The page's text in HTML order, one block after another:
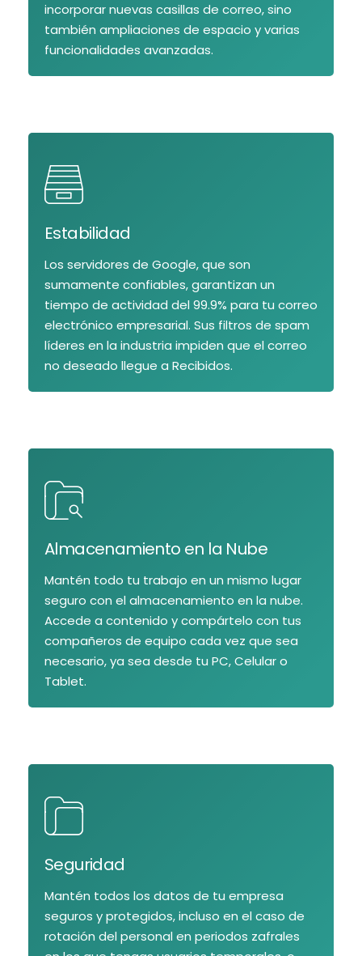
incorporar nuevas casillas de correo, sino
también ampliaciones de espacio y varias
funcionalidades avanzadas.
Estabilidad
Los servidores de Google, que son
sumamente confiables, garantizan un
tiempo de actividad del 99.9% para tu correo
electrónico empresarial. Sus filtros de spam
líderes en la industria impiden que el correo
no deseado llegue a Recibidos.
Almacenamiento en la Nube
Mantén todo tu trabajo en un mismo lugar
seguro con el almacenamiento en la nube.
Accede a contenido y compártelo con tus
compañeros de equipo cada vez que sea
necesario, ya sea desde tu PC, Celular o
Tablet.
Seguridad
Mantén todos los datos de tu empresa
seguros y protegidos, incluso en el caso de
rotación del personal en periodos zafrales